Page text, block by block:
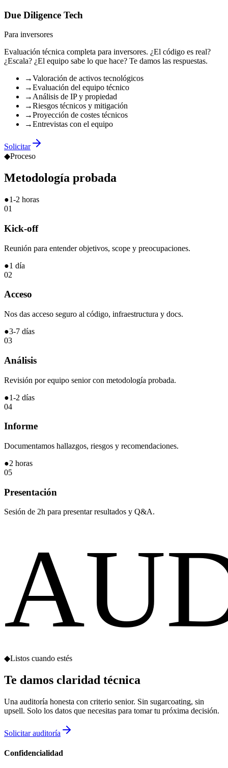
Due Diligence Tech
Para inversores
Evaluación técnica completa para inversores. ¿El código es real?
¿Escala? ¿El equipo sabe lo que hace? Te damos las respuestas.
→Valoración de activos tecnológicos
→Evaluación del equipo técnico
→ Análisis de IP y propiedad
→Riesgos técnicos y mitigación
→Proyección de costes técnicos
→Entrevistas con el equipo
Solicitar
◆Proceso
Metodología probada
●1-2 horas
01
Kick-off
Reunión para entender objetivos, scope y preocupaciones.
●1 día
02
Acceso
Nos das acceso seguro al código, infraestructura y docs.
●3-7 días
03
Análisis
Revisión por equipo senior con metodología probada.
●1-2 días
04
Informe
Documentamos hallazgos, riesgos y recomendaciones.
●2 horas
05
Presentación
Sesión de 2h para presentar resultados y Q&A.
◆Listos cuando estés
Te damos claridad técnica
Una auditoría honesta con criterio senior. Sin sugarcoating, sin
upsell. Solo los datos que necesitas para tomar tu próxima decisión.
Solicitar auditoría
Confidencialidad